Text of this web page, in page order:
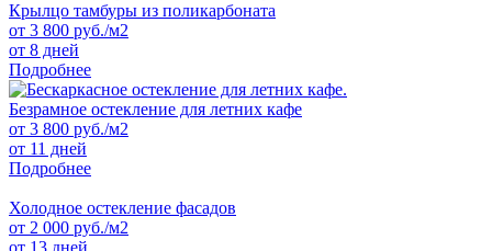
Крылцо тамбуры из поликарбоната
от 3 800 руб./м2
от 8 дней
Подробнее
Безрамное остекление для летних кафе
от 3 800 руб./м2
от 11 дней
Подробнее
Холодное остекление фасадов
от 2 000 руб./м2